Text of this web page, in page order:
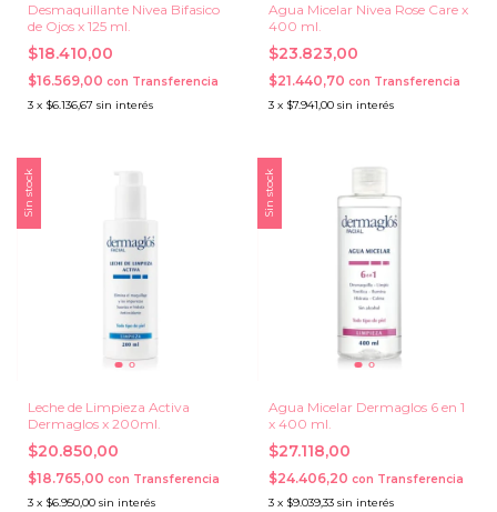
Desmaquillante Nivea Bifasico
de Ojos x 125 ml.
$18.410,00
$16.569,00 con Transferencia
3 x $6.136,67 sin interés
Agua Micelar Nivea Rose Care x
400 ml.
$23.823,00
$21.440,70 con Transferencia
3 x $7.941,00 sin interés
Sin stock
Leche de Limpieza Activa
Dermaglos x 200ml.
$20.850,00
$18.765,00 con Transferencia
3 x $6.950,00 sin interés
Sin stock
Agua Micelar Dermaglos 6 en 1
x 400 ml.
$27.118,00
$24.406,20 con Transferencia
3 x $9.039,33 sin interés